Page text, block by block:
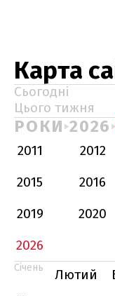
Карта
Сьогодні
Цього тижня
РОКИ 2026
2011 2012
2015
2016
2019
2020
2026
Січень Лютий